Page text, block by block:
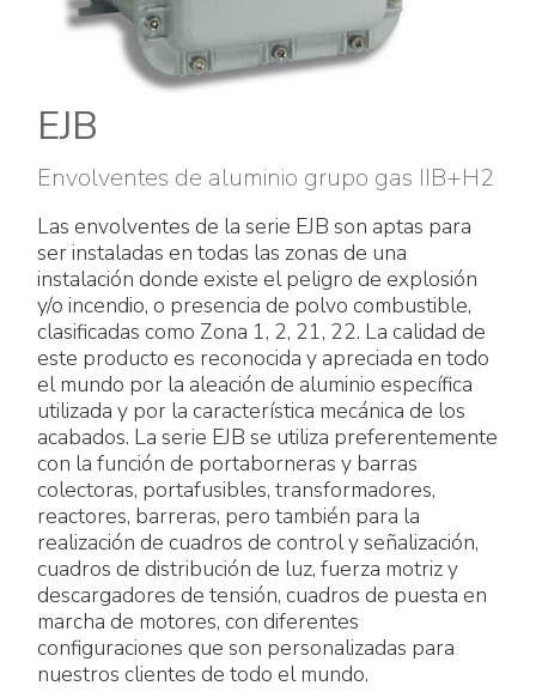
EJB
Envolventes de aluminio grupo gas IIB+H2
Las envolventes de la serie EJB son aptas para
ser instaladas en todas las zonas de una
instalación donde existe el peligro de explosión
y/o incendio, o presencia de polvo combustible,
clasificadas como Zona 1, 2, 21, 22. La calidad de
este producto es reconocida y apreciada en todo
el mundo por la aleación de aluminio específica
utilizada y por la característica mecánica de los
acabados. La serie EJB se utiliza preferentemente
con la función de portaborneras y barras
colectoras, portafusibles, transformadores,
reactores, barreras, pero también para la
realización de cuadros de control y señalización,
cuadros de distribución de luz, fuerza motriz y
descargadores de tensión, cuadros de puesta en
marcha de motores, con diferentes
configuraciones que son personalizadas para
nuestros clientes de todo el mundo.
Accesorios eléctricos
Green energy Ex
Aspiradores
Todos los productos
Instrucciones Tecnicas
Energías renovables
Política empresarial
Trabaja con nosotros
Hazte distribuidor nuestro
Certificados de la empresa
Entrevistas y prensa
Galería y vídeos